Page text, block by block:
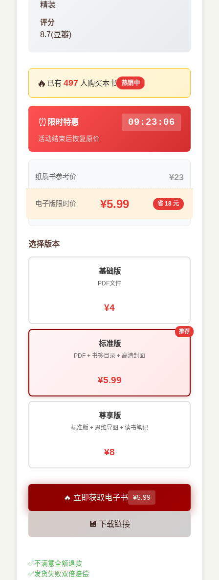
精装
评分
8.7(豆瓣)
🔥 已有497 人购买本书 热销中
⏰ 限时特惠 09:23:05
活动结束后恢复原价
纸质书参考价 ¥23
电子版限时价 ¥5.99 省 18 元
选择版本
基础版
PDF文件
¥4
推荐
标准版
PDF + 书签目录 + 高清封面
¥5.99
尊享版
标准版 + 思维导图 + 读书笔记
¥8
🔥 立即获取电子书 ¥5.99
💾 下载链接
✅不满意全额退款
✅发货失败双倍赔偿